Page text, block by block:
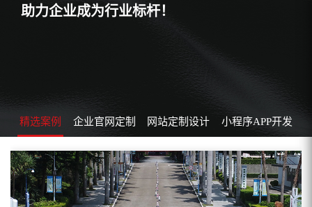
助力企业成为行业标杆！
精选案例 企业官网定制 网站定制设计 小程序APP开发